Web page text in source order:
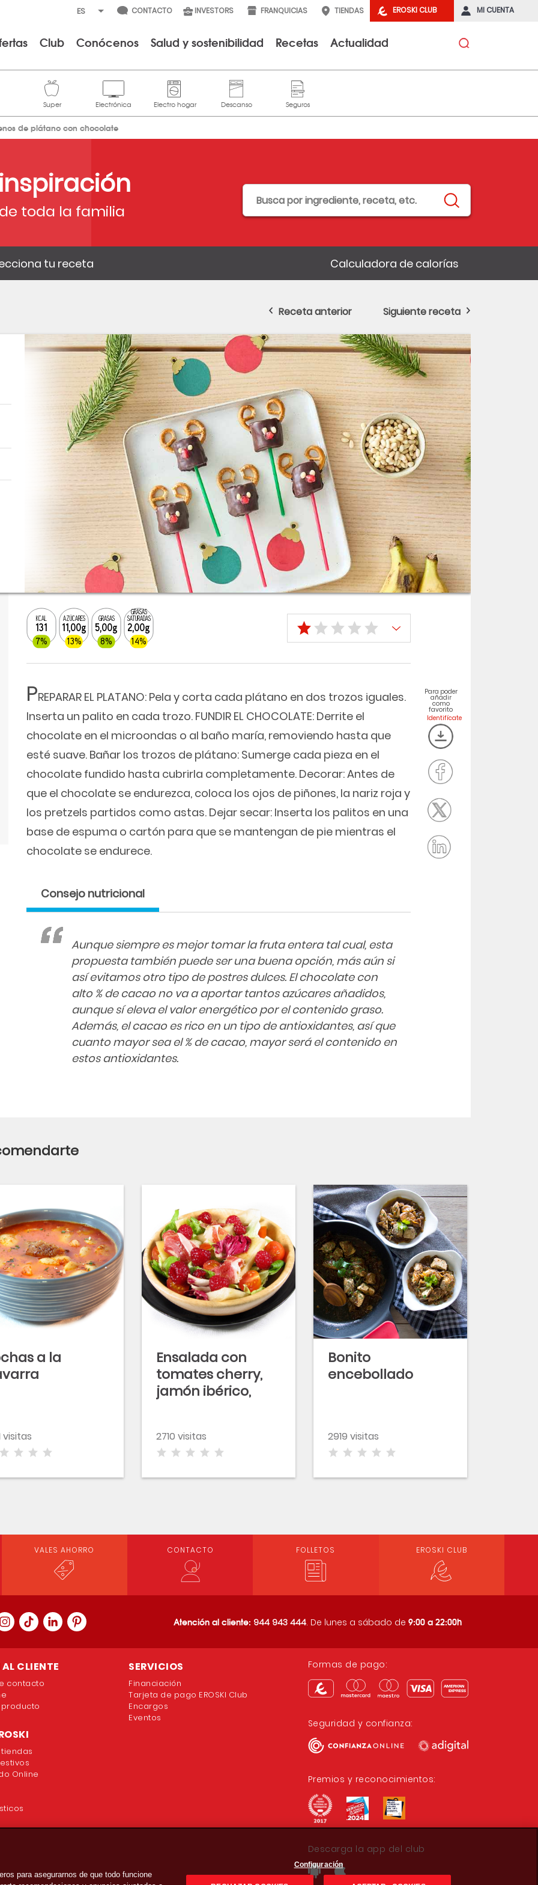
EROSKI CLUB MI CUENTA
CONTACTO INVESTORS FRANQUICIAS TIENDAS
Club Conócenos Salud y sostenibilidad Recetas Actualidad
de plátano con chocolate
toda la familia
tu receta Calculadora de calorías
KCAL
131
7%
AZÚCARES
11,00g
13%
GRASAS
5,00g
8%
GRASAS
SATURADAS
2,00g
14%
PREPARAR EL PLATANO: Pela y corta cada plátano en dos trozos iguales.
Inserta un palito en cada trozo. FUNDIR EL CHOCOLATE: Derrite el
chocolate en el microondas o al baño maría, removiendo hasta que
esté suave. Bañar los trozos de plátano: Sumerge cada pieza en el
chocolate fundido hasta cubrirla completamente. Decorar: Antes de
que el chocolate se endurezca, coloca los ojos de piñones, la nariz roja y
los pretzels partidos como astas. Dejar secar: Inserta los palitos en una
base de espuma o cartón para que se mantengan de pie mientras el
chocolate se endurece.
Consejo nutricional
Aunque siempre es mejor tomar la fruta entera tal cual, esta
propuesta también puede ser una buena opción, más aún si
así evitamos otro tipo de postres dulces. El chocolate con
alto % de cacao no va a aportar tantos azúcares añadidos,
aunque sí eleva el valor energético por el contenido graso.
Además, el cacao es rico en un tipo de antioxidantes, así que
cuanto mayor sea el % de cacao, mayor será el contenido en
estos antioxidantes.
Para poder
añadir
como
favorito
Receta anterior Siguiente receta
a la
visitas
Ensalada con
tomates cherry,
jamón ibérico,
frambuesas
2710 visitas
Bonito
encebollado
2919 visitas
VALES AHORRO CONTACTO FOLLETOS EROSKI CLUB
Atención al cliente: 944 943 444. De lunes a sábado de 9:00 a 22:00h
CLIENTE
contacto
Online
SERVICIOS
Financiación
Tarjeta de pago EROSKI Club
Encargos
Eventos
Formas de pago:
Seguridad y confianza:
Premios y reconocimientos:
Descarga la app del club
para asegurarnos de que todo funcione
Configuración